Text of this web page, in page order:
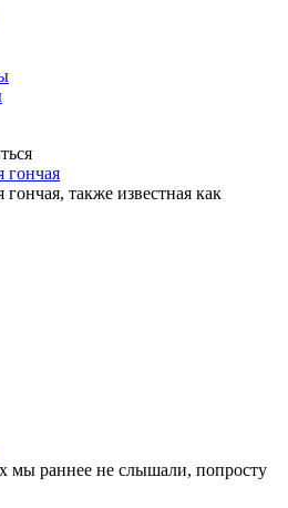
гончая
также известная как
мы раннее не слышали, попросту